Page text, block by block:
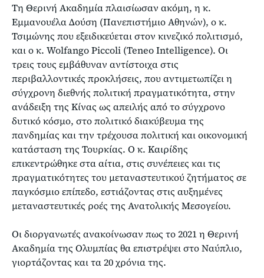
Τη Θερινή Ακαδημία πλαισίωσαν ακόμη, η κ.
Εμμανουέλα Δούση (Πανεπιστήμιο Αθηνών), ο κ.
Τσιμώνης που εξειδικεύεται στον κινεζικό πολιτισμό,
και ο κ. Wolfango Piccoli (Teneo Intelligence). Οι
τρεις τους εμβάθυναν αντίστοιχα στις
περιβαλλοντικές προκλήσεις, που αντιμετωπίζει η
σύγχρονη διεθνής πολιτική πραγματικότητα, στην
ανάδειξη της Κίνας ως απειλής από το σύγχρονο
δυτικό κόσμο, στο πολιτικό διακύβευμα της
πανδημίας και την τρέχουσα πολιτική και οικονομική
κατάσταση της Τουρκίας. Ο κ. Καιρίδης
επικεντρώθηκε στα αίτια, στις συνέπειες και τις
πραγματικότητες του μεταναστευτικού ζητήματος σε
παγκόσμιο επίπεδο, εστιάζοντας στις αυξημένες
μεταναστευτικές ροές της Ανατολικής Μεσογείου.
Οι διοργανωτές ανακοίνωσαν πως το 2021 η Θερινή
Ακαδημία της Ολυμπίας θα επιστρέψει στο Ναύπλιο,
γιορτάζοντας και τα 20 χρόνια της.